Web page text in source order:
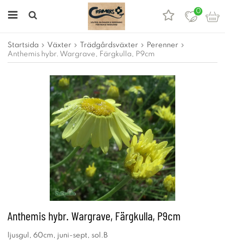
0
Startsida Växter Trädgårdsväxter
Perenner
Anthemis hybr. Wargrave, Färgkulla, P9cm
Anthemis hybr. Wargrave, Färgkulla, P9cm
ljusgul, 60cm, juni-sept, sol.B